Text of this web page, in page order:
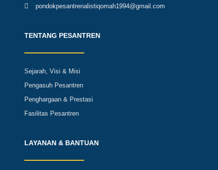
pondokpesantrenalistiqomah1994@gmail.com
TENTANG PESANTREN
Sejarah, Visi & Misi
Pengasuh Pesantren
Penghargaan & Prestasi
Fasilitas Pesantren
LAYANAN & BANTUAN